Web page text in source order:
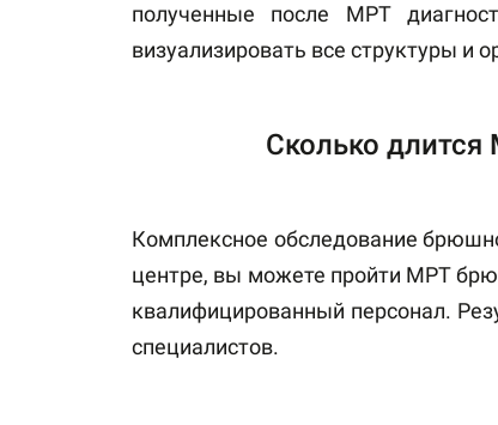
полученные после МРТ
визуализировать все структуры и
Сколько
Комплексное обследование
центре, вы можете пройти МРТ
квалифицированный персонал.
специалистов.